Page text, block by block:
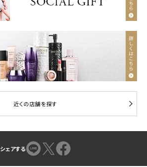
近くの店舗を探す
シェアする